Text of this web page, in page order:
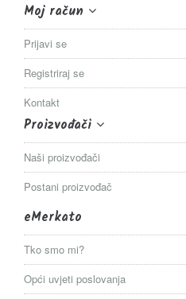
Moj račun
Prijavi se
Registriraj se
Kontakt
Proizvođači
Naši proizvođači
Postani proizvođač
eMerkato
Tko smo mi?
Opći uvjeti poslovanja